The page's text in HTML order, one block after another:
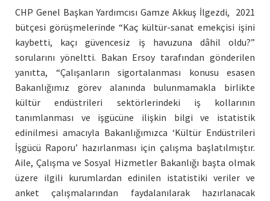
CHP Genel Başkan Yardımcısı Gamze Akkuş İlgezdi, 2021
bütçesi görüşmelerinde “Kaç kültür-sanat emekçisi işini
kaybetti, kaçı güvencesiz iş havuzuna dâhil oldu?”
sorularını yöneltti. Bakan Ersoy tarafından gönderilen
yanıtta, “Çalışanların sigortalanması konusu esasen
Bakanlığımız görev alanında bulunmamakla birlikte
kültür endüstrileri sektörlerindeki iş kollarının
tanımlanması ve işgücüne ilişkin bilgi ve istatistik
edinilmesi amacıyla Bakanlığımızca ‘Kültür Endüstrileri
İşgücü Raporu’ hazırlanması için çalışma başlatılmıştır.
Aile, Çalışma ve Sosyal Hizmetler Bakanlığı başta olmak
üzere ilgili kurumlardan edinilen istatistiki veriler ve
anket çalışmalarından faydalanılarak hazırlanacak